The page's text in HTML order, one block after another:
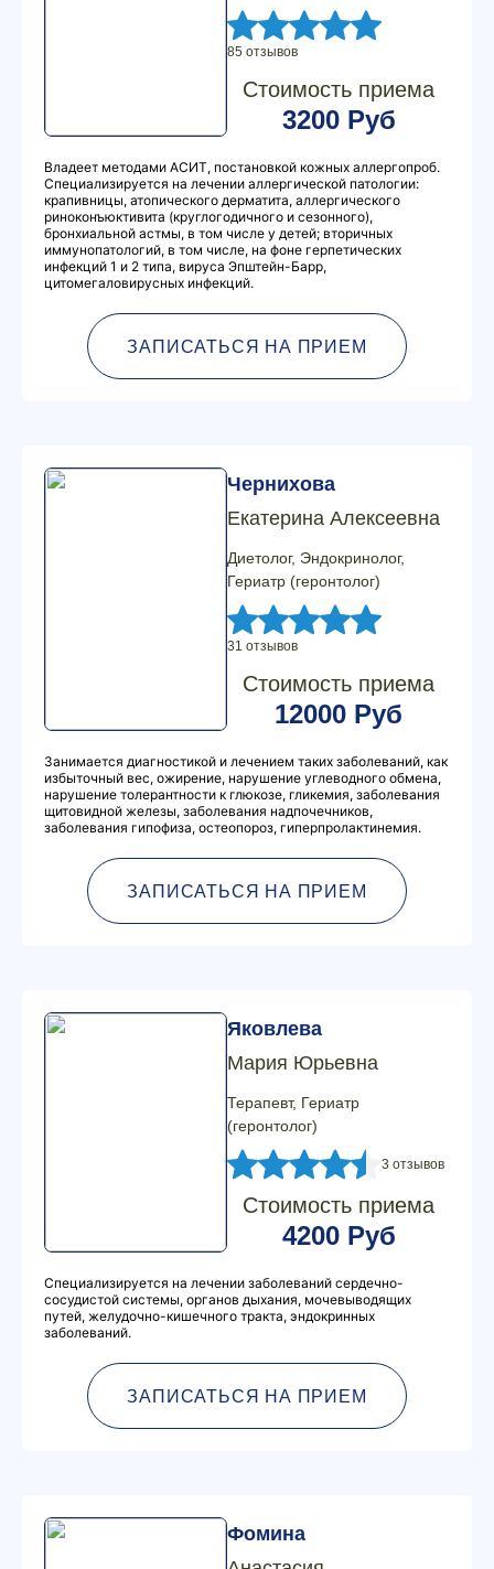
85 отзывов
Стоимость приема
3200 Руб
Владеет методами АСИТ, постановкой кожных аллергопроб.
Специализируется на лечении аллергической патологии:
крапивницы, атопического дерматита, аллергического
риноконъюктивита (круглогодичного и сезонного),
бронхиальной астмы, в том числе у детей; вторичных
иммунопатологий, в том числе, на фоне герпетических
инфекций 1 и 2 типа, вируса Эпштейн-Барр,
цитомегаловирусных инфекций.
ЗАПИСАТЬСЯ НА ПРИЕМ
Чернихова
Екатерина Алексеевна
Диетолог, Эндокринолог,
Гериатр (геронтолог)
31 отзывов
Стоимость приема
12000 Руб
Занимается диагностикой и лечением таких заболеваний, как
избыточный вес, ожирение, нарушение углеводного обмена,
нарушение толерантности к глюкозе, гликемия, заболевания
щитовидной железы, заболевания надпочечников,
заболевания гипофиза, остеопороз, гиперпролактинемия.
ЗАПИСАТЬСЯ НА ПРИЕМ
Яковлева
Мария Юрьевна
Терапевт, Гериатр
(геронтолог)
3 отзывов
Стоимость приема
4200 Руб
Специализируется на лечении заболеваний сердечно-
сосудистой системы, органов дыхания, мочевыводящих
путей, желудочно-кишечного тракта, эндокринных
заболеваний.
ЗАПИСАТЬСЯ НА ПРИЕМ
Фомина